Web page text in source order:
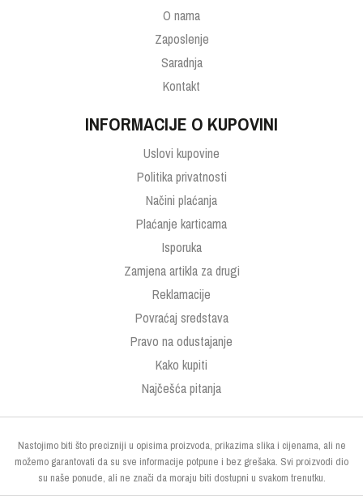
O nama
Zaposlenje
Saradnja
Kontakt
INFORMACIJE O KUPOVINI
Uslovi kupovine
Politika privatnosti
Načini plaćanja
Plaćanje karticama
Isporuka
Zamjena artikla za drugi
Reklamacije
Povraćaj sredstava
Pravo na odustajanje
Kako kupiti
Najčešća pitanja
Nastojimo biti što precizniji u opisima proizvoda, prikazima slika i cijenama, ali ne
možemo garantovati da su sve informacije potpune i bez grešaka. Svi proizvodi dio
su naše ponude, ali ne znači da moraju biti dostupni u svakom trenutku.